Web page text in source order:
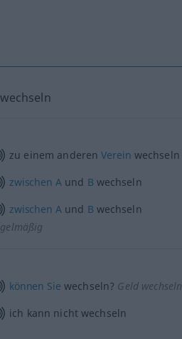
wechseln
zu einem anderenVerein wechseln
zwischen A und B wechseln
zwischen A und B wechseln
können Sie wechseln? Geld wechseln
ich kann nicht wechseln